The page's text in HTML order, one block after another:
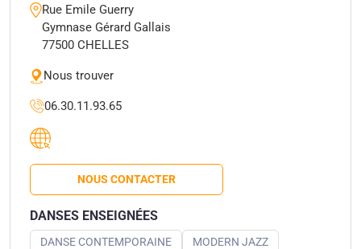
Rue Emile Guerry
Gymnase Gérard Gallais
77500 CHELLES
Nous trouver
06.30.11.93.65
NOUS CONTACTER
DANSES ENSEIGNÉES
DANSE CONTEMPORAINE
MODERN JAZZ